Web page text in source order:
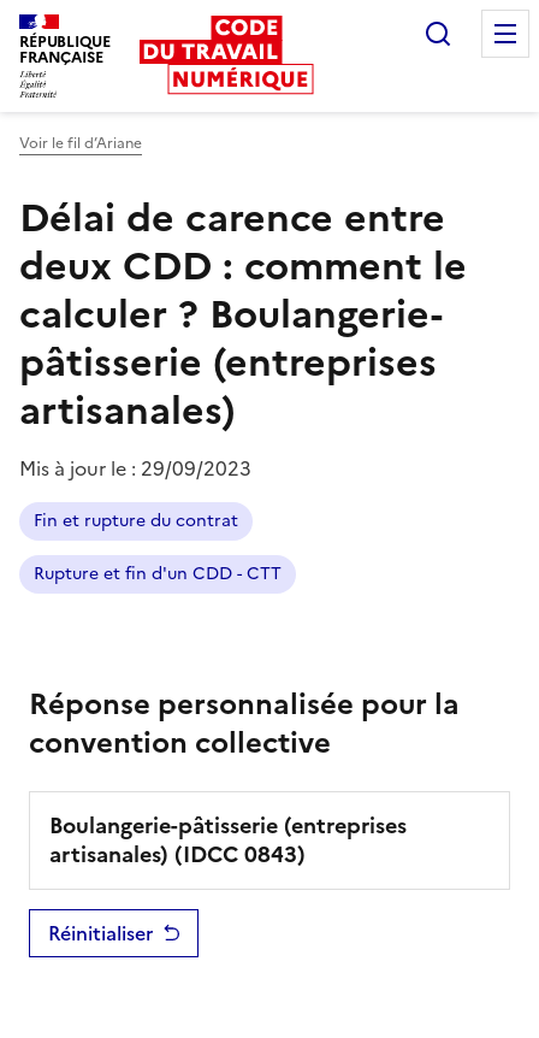
RÉPUBLIQUE
FRANÇAISE
Voir le fil d’Ariane
Délai de carence entre
deux CDD : comment le
calculer ? Boulangerie-
pâtisserie (entreprises
artisanales)
Mis à jour le : 29/09/2023
Fin et rupture du contrat
Rupture et fin d'un CDD - CTT
Réponse personnalisée pour la
convention collective
Boulangerie-pâtisserie (entreprises
artisanales) (IDCC0843)
Réinitialiser